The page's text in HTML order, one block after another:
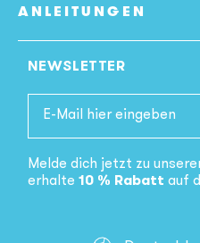
ANLEITUNGEN
NEWSLETTER
Melde dich jetzt zu
erhalte 10 % Rabatt auf